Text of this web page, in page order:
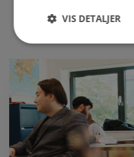
VIS DETALJER